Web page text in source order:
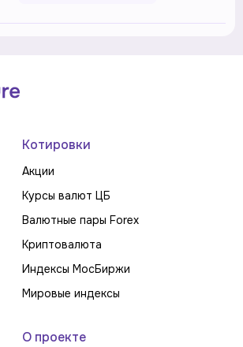
Котировки
Акции
Курсы валют ЦБ
Валютные пары Forex
Криптовалюта
Индексы МосБиржи
Мировые индексы
О проекте